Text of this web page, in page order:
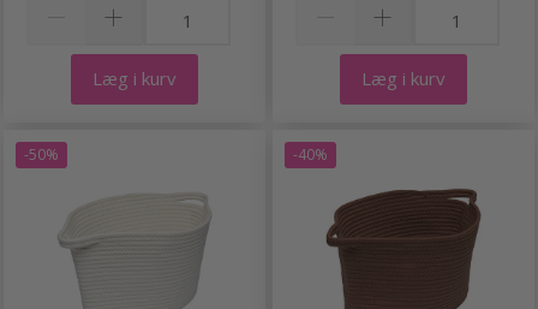
Læg i kurv Læg i kurv
-50% -40%